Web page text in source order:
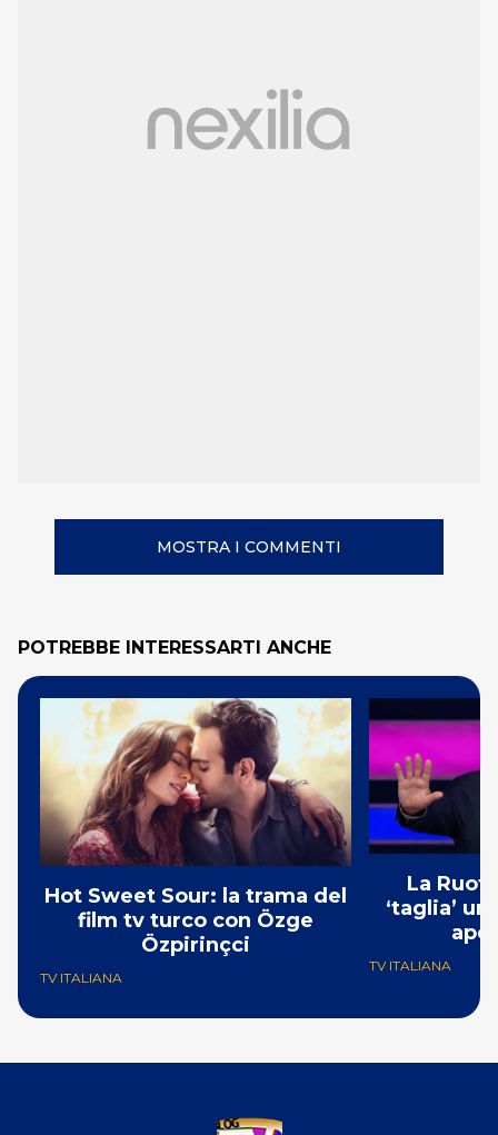
MOSTRA I COMMENTI
POTREBBE INTERESSARTI ANCHE
Hot Sweet Sour: la trama del
film tv turco con Özge
Özpirinçci
TV ITALIANA
La
‘taglia’
TV ITALIANA